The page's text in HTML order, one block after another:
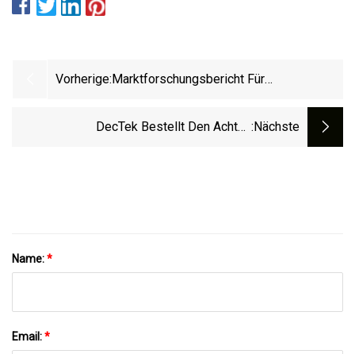
Vorherige: Marktforschungsbericht Für
DecTek Bestellt Den Achten :nächste
Name:*
Email:*